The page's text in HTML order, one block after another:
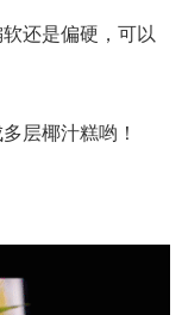
还是偏硬，可以
层椰汁糕哟！